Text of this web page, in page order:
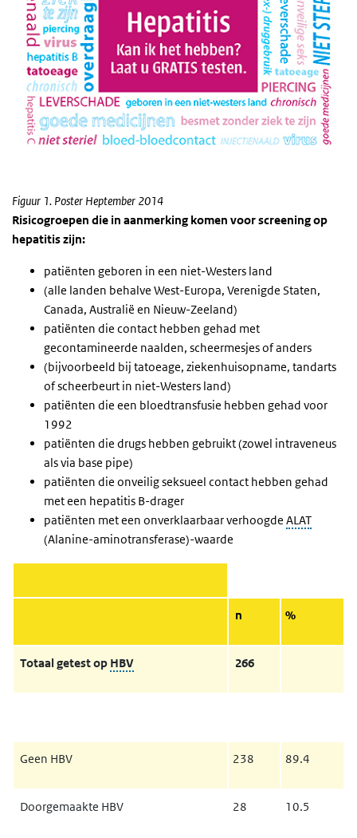
Figuur 1. Poster Heptember 2014
Risicogroepen die in aanmerking komen voor screening op
hepatitis zijn:
patiënten geboren in een niet-Westers land
(alle landen behalve West-Europa, Verenigde Staten,
Canada, Australië en Nieuw-Zeeland)
patiënten die contact hebben gehad met
gecontamineerde naalden, scheermesjes of anders
(bijvoorbeeld bij tatoeage, ziekenhuisopname, tandarts
of scheerbeurt in niet-Westers land)
patiënten die een bloedtransfusie hebben gehad voor
1992
patiënten die drugs hebben gebruikt (zowel intraveneus
als via base pipe)
patiënten die onveilig seksueel contact hebben gehad
met een hepatitis B-drager
patiënten met een onverklaarbaar verhoogde ALAT
(Alanine-aminotransferase)-waarde
n %
Totaal getest op HBV 266
Geen HBV 238 89.4
Doorgemaakte HBV 28 10.5